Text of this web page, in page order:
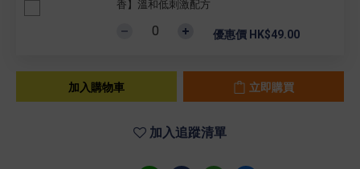
香】溫和低刺激配方
優惠價 HK$49.00
加入購物車 立即購買
加入追蹤清單